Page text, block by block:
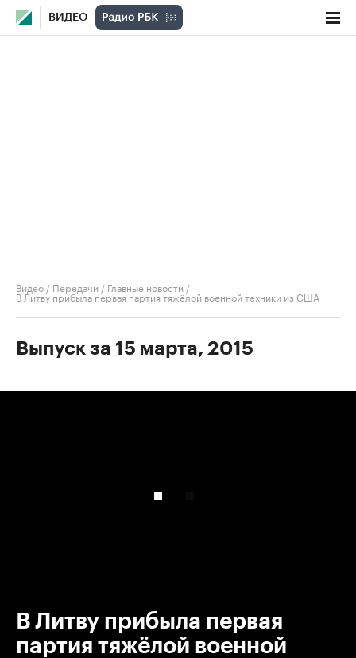
ВИДЕО
Видео / Передачи / Главные новости /
В Литву прибыла первая партия тяжёлой военной техники из США
Выпуск за 15 марта, 2015
В Литву прибыла первая
партия тяжёлой военной